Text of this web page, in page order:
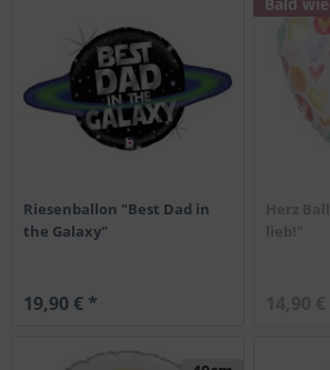
Riesenballon "Best Dad in
the Galaxy"
19,90 € *
Herz
lieb!"
14,90 €